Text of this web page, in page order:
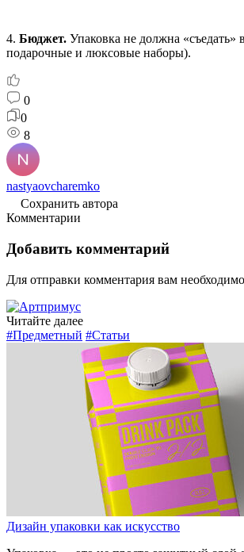
4. Бюджет. Упаковка не должна
подарочные и люксовые наборы).
0
0
8
nastyaovcharemko
Сохранить автора
Комментарии
Добавить комментарий
Для отправки комментария вам необходимо
Читайте далее
#Предметный #Статьи
Дизайн упаковки как искусство